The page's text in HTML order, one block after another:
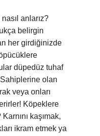
anlarız?
belirgin
her girdiğinizde
düpedüz tuhaf
olan
veya onları
Köpeklere
kaşımak,
ikram etmek ya